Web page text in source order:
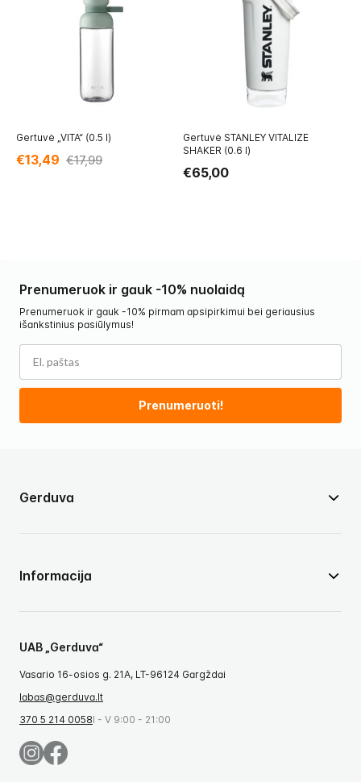
Gertuvė „VITA“ (0.5 l)
€13,49 €17,99
Gertuvė STANLEY VITALIZE
SHAKER (0.6 l)
€65,00
UAB „Gerduva“
Vasario 16-osios g. 21A, LT-96124 Gargždai
labas@gerduva.lt
370 5 214 0058I - V 9:00 - 21:00
Gerduva
Informacija
Prenumeruok ir gauk -10% nuolaidą
Prenumeruok ir gauk -10% pirmam apsipirkimui bei geriausius
išankstinius pasiūlymus!
Prenumeruoti!